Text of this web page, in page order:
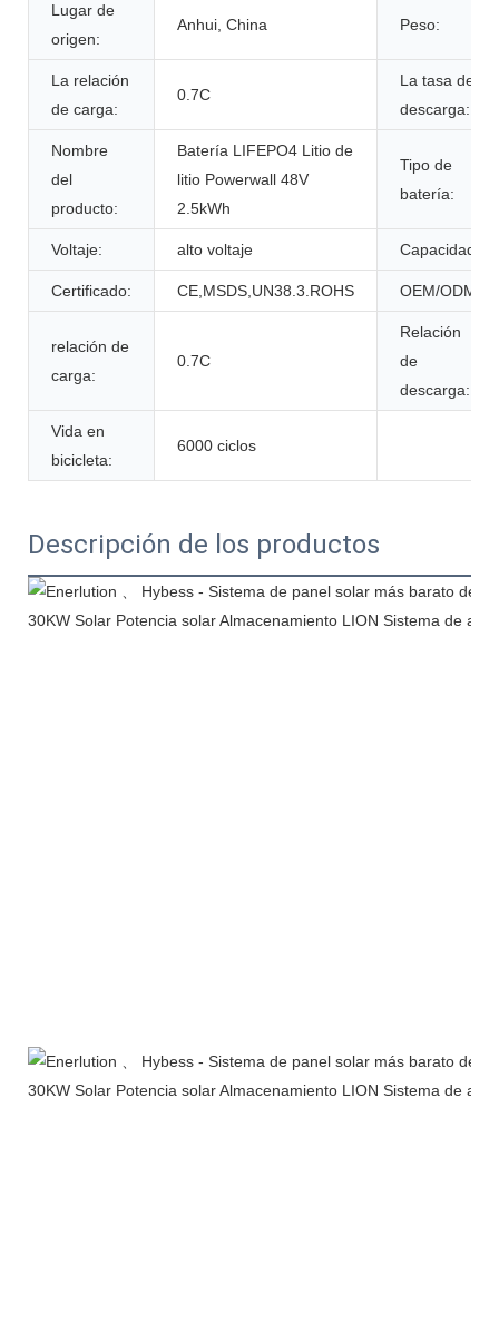
Lugar de
origen:
Anhui, China Peso:
La relación
de carga:
0.7C
La tasa de
descarga:
Nombre
del
producto:
Batería LIFEPO4 Litio de
litio Powerwall 48V
2.5kWh
Tipo de
batería:
Voltaje: alto voltaje Capacidad:
Certificado: CE,MSDS,UN38.3.ROHS OEM/ODM:
relación de
carga:
0.7C
Relación
de
descarga:
Vida en
bicicleta:
6000 ciclos
Descripción de los productos